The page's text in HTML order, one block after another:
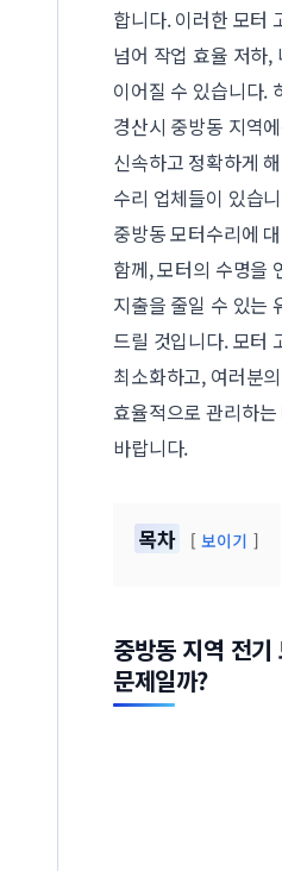
합니다. 이러한 모터
넘어 작업 효율 저하,
이어질 수 있습니다.
경산시 중방동 지역
신속하고 정확하게
수리 업체들이 있습
중방동 모터수리에
함께, 모터의 수명을
지출을 줄일 수 있는
드릴 것입니다. 모터
최소화하고, 여러분
효율적으로 관리하
바랍니다.
목차 보이기
중방동 지역 전
문제일까?